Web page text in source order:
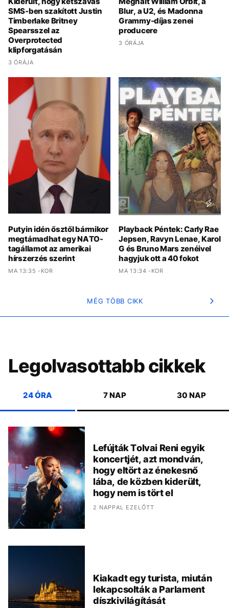
SMS-ben szakított Justin
Timberlake Britney
Spearsszel az
Overprotected
klipforgatásán
3 ÓRÁJA
Blur, a U2, és Madonna
Grammy-díjas zenei
producere
3 ÓRÁJA
Putyin idén ősztől bármikor
megtámadhat egy NATO-
tagállamot az amerikai
hírszerzés szerint
MA 13:35 -KOR
Playback Péntek: Carly Rae
Jepsen, Ravyn Lenae, Karol
G és Bruno Mars zenéivel
hagyjuk ott a 40 fokot
MA 13:34 -KOR
MÉG TÖBB CIKK
Legolvasottabb cikkek
24 ÓRA 7 NAP 30 NAP
Lefújták Tolvai Reni egyik
koncertjét, azt mondván,
hogy eltört az énekesnő
lába, de közben kiderült,
hogy nem is tört el
2 NAPPAL EZELŐTT
Kiakadt egy turista, miután
lekapcsolták a Parlament
díszkivilágítását